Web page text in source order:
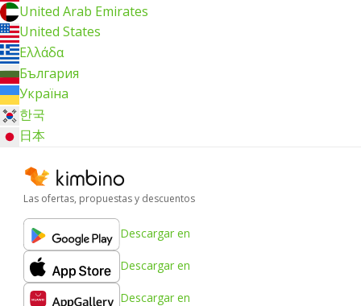
United Arab Emirates
United States
Ελλάδα
България
Україна
한국
日本
Las ofertas, propuestas y descuentos
Descargar en
Descargar en
Descargar en